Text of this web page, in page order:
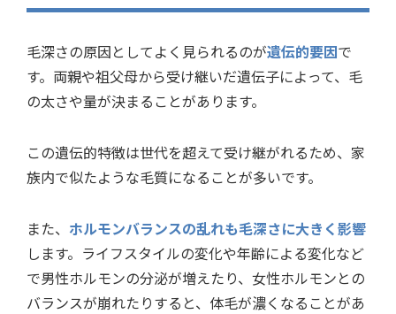
毛深さの原因としてよく見られるのが遺伝的要因で
す。両親や祖父母から受け継いだ遺伝子によって、毛
の太さや量が決まることがあります。
この遺伝的特徴は世代を超えて受け継がれるため、家
族内で似たような毛質になることが多いです。
また、 ホルモンバランスの乱れも毛深さに大きく影響
します。ライフスタイルの変化や年齢による変化など
で男性ホルモンの分泌が増えたり、女性ホルモンとの
バランスが崩れたりすると、体毛が濃くなることがあ